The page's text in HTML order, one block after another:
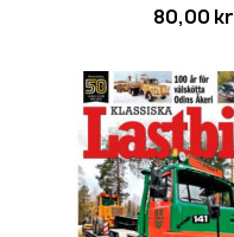
80,00 kr